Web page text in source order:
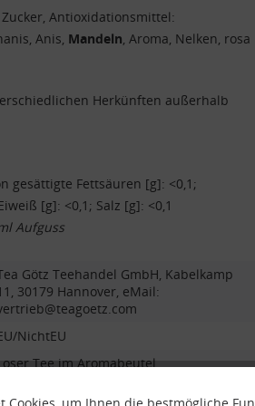
Antioxidationsmittel:
Anis, Mandeln, Aroma, Nelken, rosa
Herkünften außerhalb
gesättigte Fettsäuren [g]: <0,1;
[g]: <0,1; Salz [g]: <0,1
Aufguss
Götz Teehandel GmbH, Kabelkamp
30179 Hannover, eMail:
NichtEU
Tee im Aromabeutel